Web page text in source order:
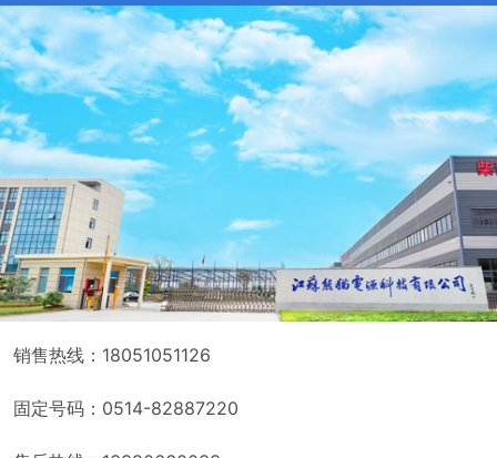
销售热线：18051051126
固定号码：0514-82887220